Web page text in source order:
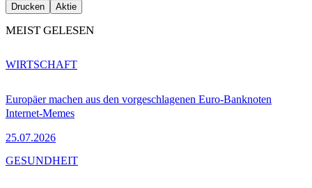
Drucken Aktie
MEIST GELESEN
Europäer machen aus den vorgeschlagenen Euro-Banknoten
Internet-Memes
25.07.2026
WIRTSCHAFT
GESUNDHEIT